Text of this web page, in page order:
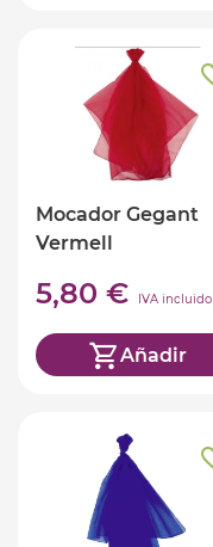
Mocador Gegant
Vermell
5,80 € IVA incluido
Añadir